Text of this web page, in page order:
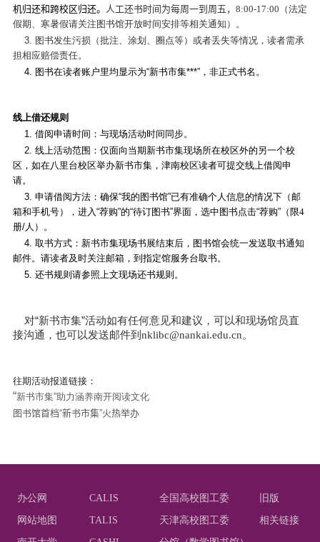
机归还和跨校区归还。
人工还书时间为每周一到周五， 8:00-17:00 （法定
假期、寒暑假请关注图书馆开放时间安排等相关通知）。
3. 图书发生污损（批注、涂划、圈点等）或者丢失等情况，读者需承
担相应赔偿责任。
4. 图书在读者账户里均显示为“新书市集***” ，非正式书名。
线上借还规则
1. 借阅申请时间：与现场活动时间同步。
2. 线上活动范围：仅面向当期新书市集现场所在校区外的另一个校
区，如在八里台校区举办新书市集，津南校区读者可提交线上借阅申
请。
3. 申请借阅方法：确保“我的图书馆”已有准确个人信息的情况下（邮
箱和手机号），进入“荐购”的“待订图书”界面，选中图书点击“荐购”（限4
册/人）。
4. 取书方式：新书市集现场书展结束后，图书馆会统一发送取书通知
邮件。请读者及时关注邮箱，到指定馆服务台取书。
5. 还书规则请参照上文现场还书规则。
对“新书市集”活动如有任何意见和建议，可以和现场馆员直
接沟通，也可以发送邮件到 nklibc@nankai.edu.cn。
往期活动报道链接：
“新书市集”助力涵养南开阅读文化
图书馆首档“新书市集”火热举办
办公网 CALIS 全国高校图工委 旧版
网站地图 TALIS 天津高校图工委 相关链接